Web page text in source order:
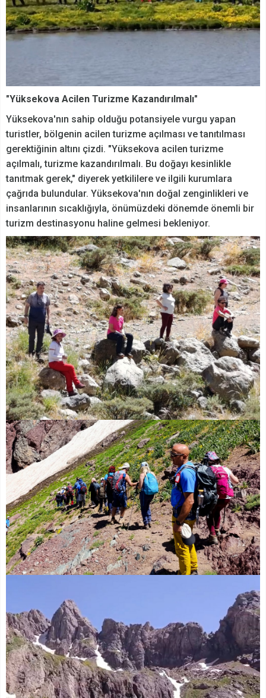
"Yüksekova Acilen Turizme Kazandırılmalı"
Yüksekova'nın sahip olduğu potansiyele vurgu yapan
turistler, bölgenin acilen turizme açılması ve tanıtılması
gerektiğinin altını çizdi. "Yüksekova acilen turizme
açılmalı, turizme kazandırılmalı. Bu doğayı kesinlikle
tanıtmak gerek," diyerek yetkililere ve ilgili kurumlara
çağrıda bulundular. Yüksekova'nın doğal zenginlikleri ve
insanlarının sıcaklığıyla, önümüzdeki dönemde önemli bir
turizm destinasyonu haline gelmesi bekleniyor.